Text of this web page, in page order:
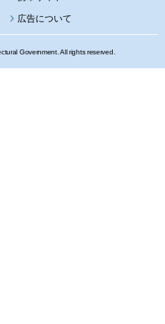
広告について
Government. All rights reserved.